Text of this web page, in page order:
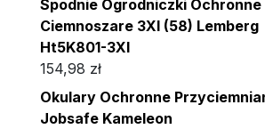
Spodnie Ogrodniczki Ochronne
Ciemnoszare 3Xl (58) Lemberg
Ht5K801-3Xl
154,98 zł
Okulary Ochronne
Jobsafe Kameleon